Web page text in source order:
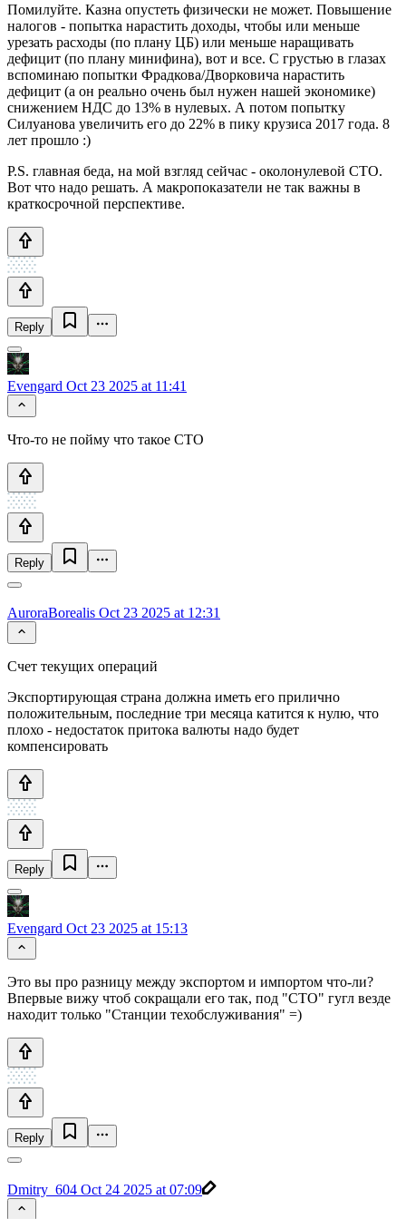
Помилуйте. Казна опустеть физически не может. Повышение
налогов - попытка нарастить доходы, чтобы или меньше
урезать расходы (по плану ЦБ) или меньше наращивать
дефицит (по плану минифина), вот и все. С грустью в глазах
вспоминаю попытки Фрадкова/Дворковича нарастить
дефицит (а он реально очень был нужен нашей экономике)
снижением НДС до 13% в нулевых. А потом попытку
Силуанова увеличить его до 22% в пику крузиса 2017 года. 8
лет прошло :)
P.S. главная беда, на мой взгляд сейчас - околонулевой СТО.
Вот что надо решать. А макропоказатели не так важны в
краткосрочной перспективе.
Reply
Evengard Oct 23 2025 at 11:41
Что-то не пойму что такое СТО
Reply
AuroraBorealis Oct 23 2025 at 12:31
Счет текущих операций
Экспортирующая страна должна иметь его прилично
положительным, последние три месяца катится к нулю, что
плохо - недостаток притока валюты надо будет
компенсировать
Reply
Evengard Oct 23 2025 at 15:13
Это вы про разницу между экспортом и импортом что-ли?
Впервые вижу чтоб сокращали его так, под "СТО" гугл везде
находит только "Станции техобслуживания" =)
Reply
Dmitry_604 Oct 24 2025 at 07:09